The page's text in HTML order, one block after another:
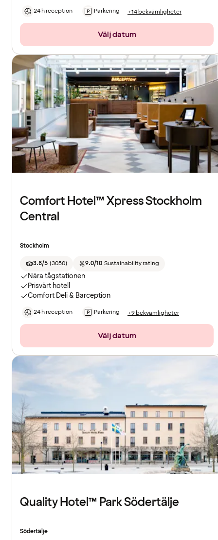
24 h reception Parkering +14 bekvämligheter
Välj datum
Comfort Hotel™ Xpress Stockholm
Central
Stockholm
3.8/5 (3050) 9.0/10 Sustainability rating
Nära tågstationen
Prisvärt hotell
Comfort Deli & Barception
24 h reception Parkering +9 bekvämligheter
Välj datum
Quality Hotel™ Park Södertälje
Södertälje